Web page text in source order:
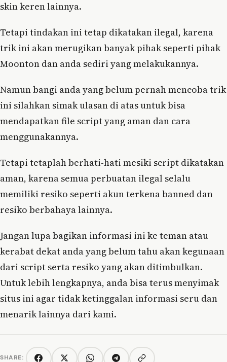
skin keren lainnya.
Tetapi tindakan ini tetap dikatakan ilegal, karena
trik ini akan merugikan banyak pihak seperti pihak
Moonton dan anda sediri yang melakukannya.
Namun bangi anda yang belum pernah mencoba trik
ini silahkan simak ulasan di atas untuk bisa
mendapatkan file script yang aman dan cara
menggunakannya.
Tetapi tetaplah berhati-hati mesiki script dikatakan
aman, karena semua perbuatan ilegal selalu
memiliki resiko seperti akun terkena banned dan
resiko berbahaya lainnya.
Jangan lupa bagikan informasi ini ke teman atau
kerabat dekat anda yang belum tahu akan kegunaan
dari script serta resiko yang akan ditimbulkan.
Untuk lebih lengkapnya, anda bisa terus menyimak
situs ini agar tidak ketinggalan informasi seru dan
menarik lainnya dari kami.
SHARE: